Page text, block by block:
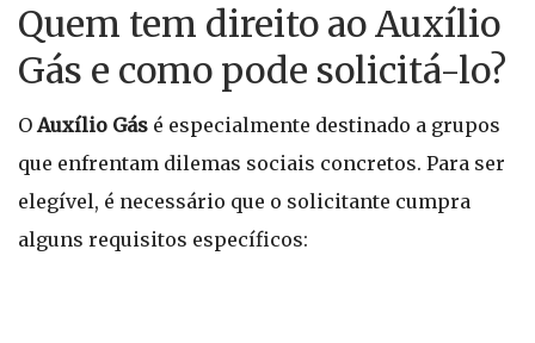
Quem tem direito ao Auxílio
Gás e como pode solicitá-lo?
OAuxílio Gás é especialmente destinado a grupos
que enfrentam dilemas sociais concretos. Para ser
elegível, é necessário que o solicitante cumpra
alguns requisitos específicos: